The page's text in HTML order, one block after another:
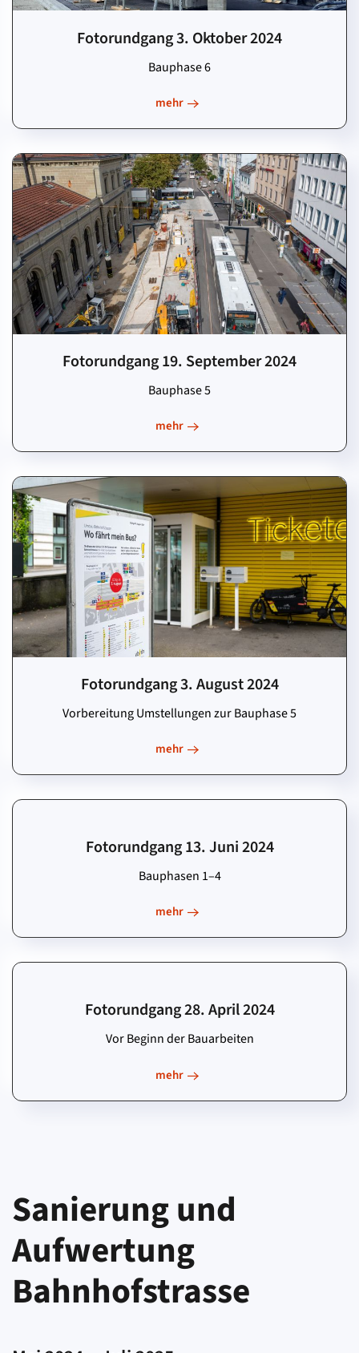
Fotorundgang 3. Oktober 2024
Bauphase 6
mehr
Fotorundgang 19. September 2024
Bauphase 5
mehr
Fotorundgang 3. August 2024
Vorbereitung Umstellungen zur Bauphase 5
mehr
Fotorundgang 13. Juni 2024
Bauphasen 1–4
mehr
Fotorundgang 28. April 2024
Vor Beginn der Bauarbeiten
mehr
Sanierung und
Aufwertung
Bahnhofstrasse